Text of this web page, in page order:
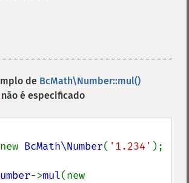
de BcMath\Number::mul()
não é especificado
BcMath\Number( '1.234' );
->mul